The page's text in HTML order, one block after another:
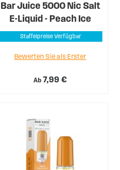
Bar Juice 5000 Nic Salt
E-Liquid - Peach Ice
Staffelpreise Verfügbar
Ab 7,99 €
Bewerten Sie als Erster